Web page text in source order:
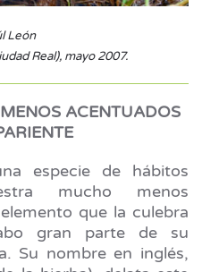
León
Real), mayo 2007.
ACENTUADOS
especie de hábitos
mucho menos
que la culebra
gran parte de su
Su nombre en inglés,